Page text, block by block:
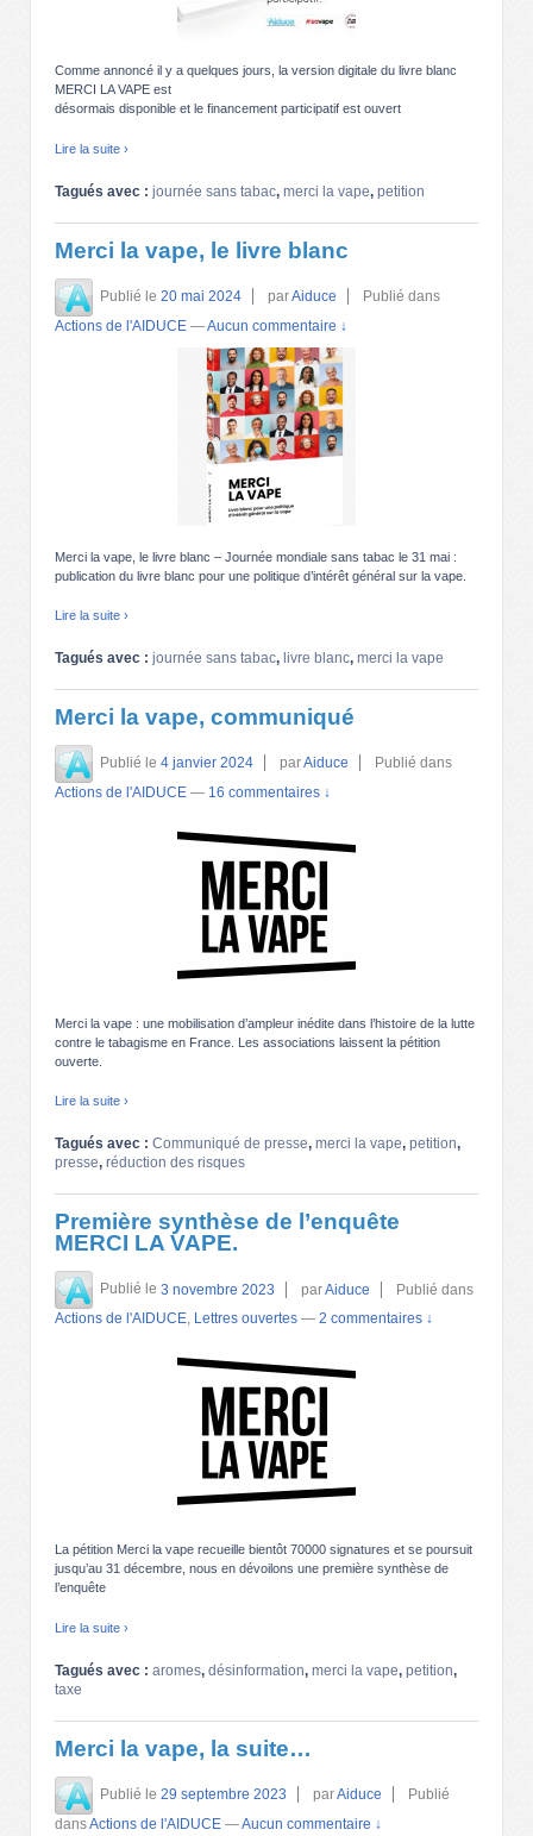
Comme annoncé il y a quelques jours, la version digitale du livre blanc
MERCI LA VAPE est
désormais disponible et le financement participatif est ouvert
Lire la suite ›
Tagués avec : journée sans tabac, merci la vape, petition
Merci la vape, le livre blanc
Publié le 20 mai 2024 parAiduce
Publié dans
Actions de l'AIDUCE —Aucun commentaire ↓
Merci la vape, le livre blanc – Journée mondiale sans tabac le 31 mai :
publication du livre blanc pour une politique d’intérêt général sur la vape.
Lire la suite ›
Tagués avec : journée sans tabac, livre blanc, merci la vape
Merci la vape, communiqué
Publié le 4 janvier 2024 parAiduce
Publié dans
Actions de l'AIDUCE — 16 commentaires ↓
Merci la vape : une mobilisation d’ampleur inédite dans l’histoire de la lutte
contre le tabagisme en France. Les associations laissent la pétition
ouverte.
Lire la suite ›
Tagués avec : Communiqué de presse, merci la vape, petition,
presse, réduction des risques
Première synthèse de l’enquête
MERCI LA VAPE.
Publié le 3 novembre 2023 parAiduce
Publié dans
Actions de l'AIDUCE, Lettres ouvertes — 2 commentaires ↓
La pétition Merci la vape recueille bientôt 70000 signatures et se poursuit
jusqu’au 31 décembre, nous en dévoilons une première synthèse de
l’enquête
Lire la suite ›
Tagués avec : aromes, désinformation, merci la vape, petition,
taxe
Merci la vape, la suite…
Publié le 29 septembre 2023 parAiduce
Publié
dansActions de l'AIDUCE —Aucun commentaire ↓